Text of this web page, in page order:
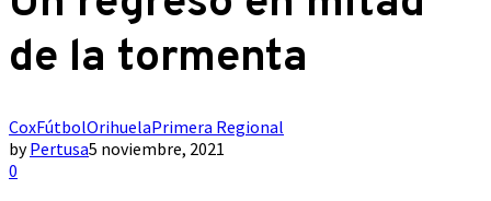
de la tormenta
CoxFútbolOrihuelaPrimera Regional
byPertusa5 noviembre, 2021
0